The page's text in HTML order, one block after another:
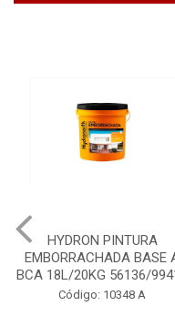
HYDRONORTH ACQUA
CERAMICA TELHA 3.6
Código: 2056